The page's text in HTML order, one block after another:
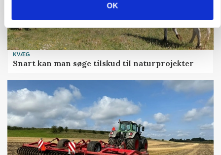
OK
KVÆG
Snart kan man søge tilskud til naturprojekter